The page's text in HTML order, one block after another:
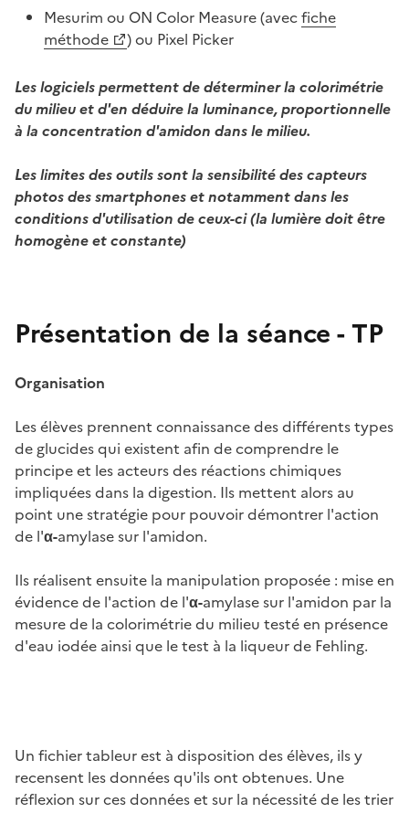
Mesurim ou ON Color Measure (avecfiche
méthode
) ou Pixel Picker
Les logiciels permettent de déterminer la colorimétrie
du milieu et d'en déduire la luminance, proportionnelle
à la concentration d'amidon dans le milieu.
Les limites des outils sont la sensibilité des capteurs
photos des smartphones et notamment dans les
conditions d'utilisation de ceux-ci (la lumière doit être
homogène et constante)
Présentation de la séance - TP
Organisation
Les élèves prennent connaissance des différents types
de glucides qui existent afin de comprendre le
principe et les acteurs des réactions chimiques
impliquées dans la digestion. Ils mettent alors au
point une stratégie pour pouvoir démontrer l'action
de l'α-amylase sur l'amidon.
Ils réalisent ensuite la manipulation proposée : mise en
évidence de l'action de l'α-amylase sur l'amidon par la
mesure de la colorimétrie du milieu testé en présence
d'eau iodée ainsi que le test à la liqueur de Fehling.
Un fichier tableur est à disposition des élèves, ils y
recensent les données qu'ils ont obtenues. Une
réflexion sur ces données et sur la nécessité de les trier